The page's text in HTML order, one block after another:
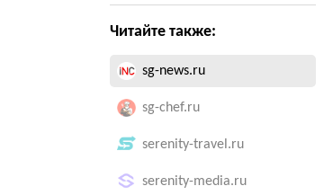
Читайте также:
sg-news.ru
sg-chef.ru
serenity-travel.ru
serenity-media.ru